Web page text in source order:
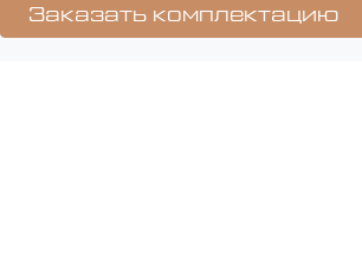
Заказать комплектацию